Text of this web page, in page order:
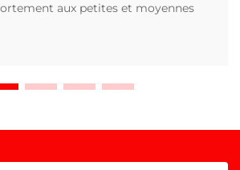
aux petites et moyennes